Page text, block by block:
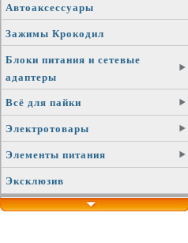
Автоаксессуары
Зажимы Крокодил
Блоки питания и сетевые
адаптеры
Всё для пайки
Электротовары
Элементы питания
Эксклюзив